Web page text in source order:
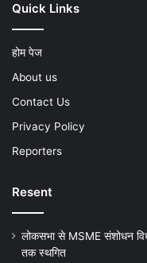
Quick Links
होम पेज
About us
Contact Us
Privacy Policy
Reporters
Resent
लोकसभा से MSME संशोधन
तक स्थगित